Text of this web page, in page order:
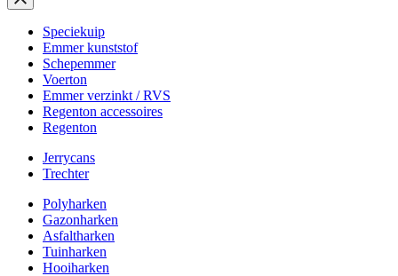
Speciekuip
Emmer kunststof
Schepemmer
Voerton
Emmer verzinkt / RVS
Regenton accessoires
Regenton
Jerrycans
Trechter
Polyharken
Gazonharken
Asfaltharken
Tuinharken
Hooiharken